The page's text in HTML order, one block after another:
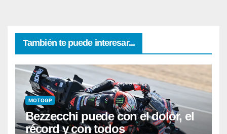
También te puede interesar...
MOTOGP
Bezzecchi puede con el dolor, el
récord y con todos